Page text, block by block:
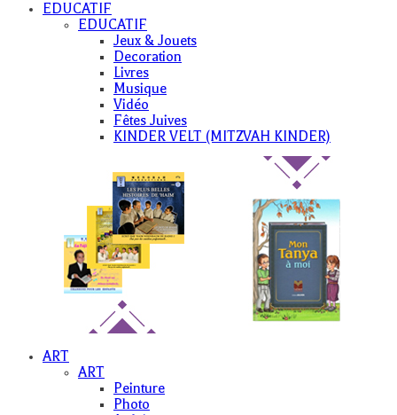
EDUCATIF
EDUCATIF
Jeux & Jouets
Decoration
Livres
Musique
Vidéo
Fêtes Juives
KINDER VELT (MITZVAH KINDER)
ART
ART
Peinture
Photo